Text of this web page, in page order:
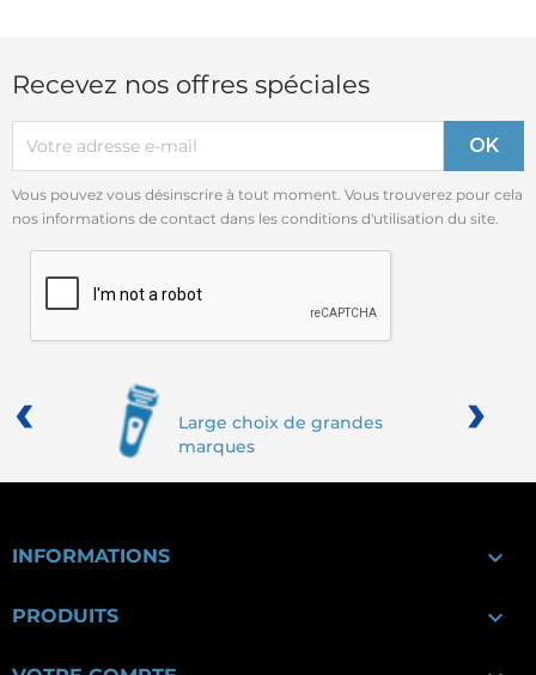
Recevez nos offres spéciales
Vous pouvez vous désinscrire à tout moment. Vous trouverez pour cela
nos informations de contact dans les conditions d'utilisation du site.
Large choix de grandes
marques
‹ ›
INFORMATIONS 
PRODUITS 